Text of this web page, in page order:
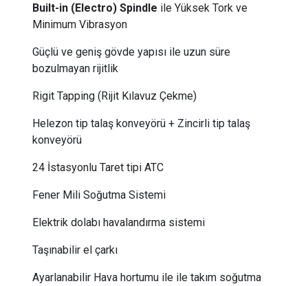
Built-in (Electro) Spindle ile Yüksek Tork ve
Minimum Vibrasyon
Güçlü ve geniş gövde yapısı ile uzun süre
bozulmayan rijitlik
Rigit Tapping (Rijit Kılavuz Çekme)
Helezon tip talaş konveyörü + Zincirli tip talaş
konveyörü
24 İstasyonlu Taret tipi ATC
Fener Mili Soğutma Sistemi
Elektrik dolabı havalandırma sistemi
Taşınabilir el çarkı
Ayarlanabilir Hava hortumu ile ile takım soğutma